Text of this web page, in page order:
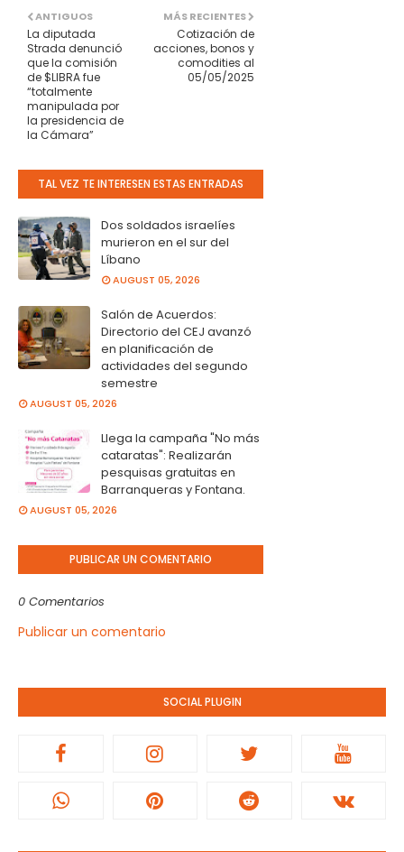
MÁS RECIENTES
Cotización de
acciones, bonos y
comodities al
05/05/2025
ANTIGUOS
La diputada
Strada denunció
que la comisión
de $LIBRA fue
“totalmente
manipulada por
la presidencia de
la Cámara”
TAL VEZ TE INTERESEN ESTAS ENTRADAS
Dos soldados israelíes
murieron en el sur del
Líbano
AUGUST 05, 2026
Salón de Acuerdos:
Directorio del CEJ avanzó
en planificación de
actividades del segundo
semestre
AUGUST 05, 2026
Llega la campaña "No más
cataratas": Realizarán
pesquisas gratuitas en
Barranqueras y Fontana.
AUGUST 05, 2026
PUBLICAR UN COMENTARIO
0 Comentarios
Publicar un comentario
SOCIAL PLUGIN